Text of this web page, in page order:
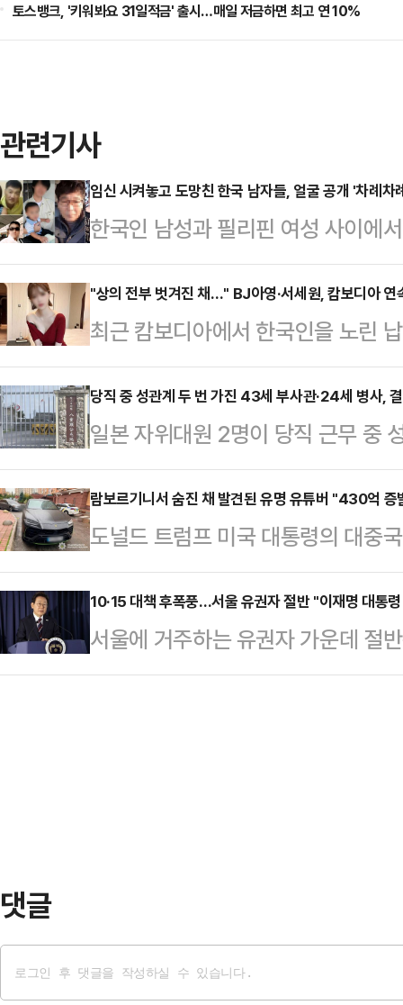
토스뱅크, '키워봐요 31일적금' 출시…매일 저금하면 최고 연 10%
관련기사
임신 시켜놓고 도망친 한국 남자들, 얼굴 공개 '차례차
한국인 남성과 필리핀 여성 사이에
(Kopino)'와 그들의 아버지로 지목
민단체 '양육비를 해결하는 사람들
지난 25일 자신의 소셜미디어
개하며 이들의 소재 파악, 친자 확
고 밝혔다.그는 "2014년에 출생한
있다"면서 한 남성이 코피노 자녀
활동가는 지난…
"상의 전부 벗겨진 채…" BJ아영·서세원, 캄보디아 연
최근 캄보디아에서 한국인을 노린
년 전 고(故) BJ아영(본명 변아영)
변씨는 지난 2023년 6월2일 지인
도 프놈펜 인근 칸달주의 한 공사장
태로 발견됐다.캄보디아 현지 경찰
체포했다. 이들은 변씨가 자신들이
던 중 발작을 일으켜 사망했으며 이
지만 시신 발견 …
당직 중 성관계 두 번 가진 43세 부사관·24세 병사,
일본 자위대원 2명이 당직 근무 중
받게 됐다.22일 오키나와타임즈
부사관 A(43·남)씨와 병사 B(24·
내렸다.제15고사특과연대 소속인
4일 당직 근무 중 부대에서 성관계
부대에 스스로 신고하면서 드러났
고 반성의 뜻을 나타내고 있다"고
람보르기니서 숨진 채 발견된 유명 유튜버 "430억 증
도널드 트럼프 미국 대통령의 대중
데 우크라이나에서 활동한 유명 암
14일(현지시간) 글로벌 블록체인
이나 경찰은 콘스탄틴 갈리치(32)
르기니 차량 안에서 머리에 총상을
10·15 대책 후폭풍…서울 유권자 절반 "이재명 대통
서울에 거주하는 유권자 가운데 절
'잘못하고 있다'고 평가한 것으로
댓글